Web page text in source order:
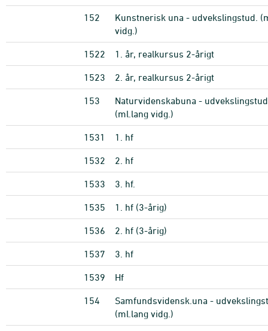
152
Kunstnerisk una - udvekslingstud.
vidg.)
1522 1. år, realkursus 2-årigt
1523 2. år, realkursus 2-årigt
153
Naturvidenskabuna -
(ml.lang vidg.)
1531 1. hf
1532 2. hf
1533 3. hf.
1535 1. hf (3-årig)
1536 2. hf (3-årig)
1537 3. hf
1539 Hf
154
Samfundsvidensk.una -
(ml.lang vidg.)